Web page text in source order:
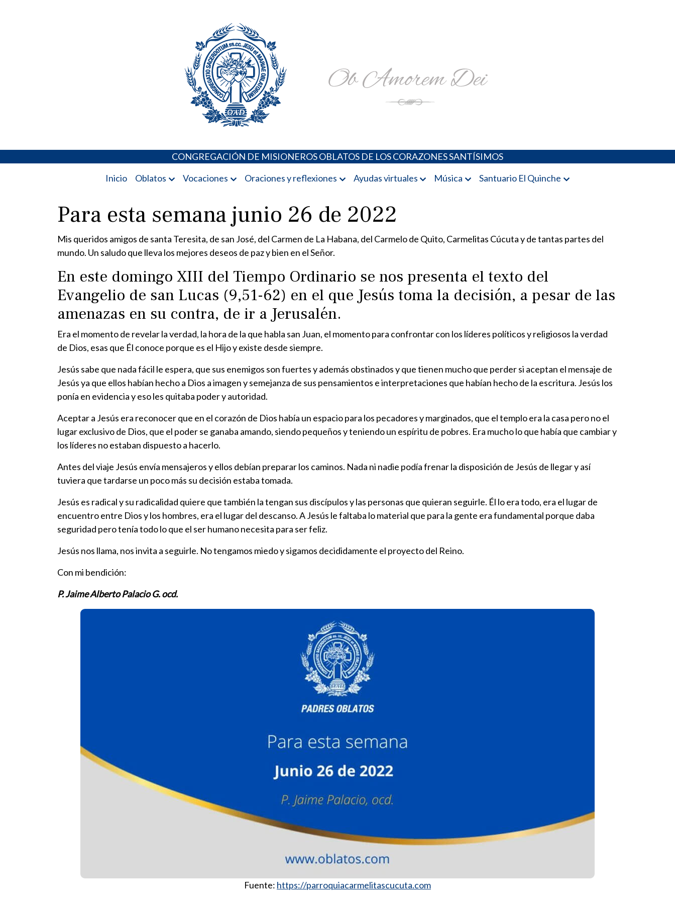
CONGREGACIÓN DE MISIONEROS OBLATOS DE LOS CORAZONES SANTÍSIMOS
Inicio
Oblatos Vocaciones Oraciones y reflexiones Ayudas virtuales Música Santuario El Quinche
Para esta semana junio 26 de 2022
Mis queridos amigos de santa Teresita, de san José, del Carmen de La Habana, del Carmelo de Quito, Carmelitas Cúcuta y de tantas partes del
mundo. Un saludo que lleva los mejores deseos de paz y bien en el Señor.
En este domingo XIII del Tiempo Ordinario se nos presenta el texto del
Evangelio de san Lucas (9,51-62) en el que Jesús toma la decisión, a pesar de las
amenazas en su contra, de ir a Jerusalén.
Era el momento de revelar la verdad, la hora de la que habla san Juan, el momento para confrontar con los líderes políticos y religiosos la verdad
de Dios, esas que Él conoce porque es el Hijo y existe desde siempre.
Jesús sabe que nada fácil le espera, que sus enemigos son fuertes y además obstinados y que tienen mucho que perder si aceptan el mensaje de
Jesús ya que ellos habían hecho a Dios a imagen y semejanza de sus pensamientos e interpretaciones que habían hecho de la escritura. Jesús los
ponía en evidencia y eso les quitaba poder y autoridad.
Aceptar a Jesús era reconocer que en el corazón de Dios había un espacio para los pecadores y marginados, que el templo era la casa pero no el
lugar exclusivo de Dios, que el poder se ganaba amando, siendo pequeños y teniendo un espíritu de pobres. Era mucho lo que había que cambiar y
los líderes no estaban dispuesto a hacerlo.
Antes del viaje Jesús envía mensajeros y ellos debían preparar los caminos. Nada ni nadie podía frenar la disposición de Jesús de llegar y así
tuviera que tardarse un poco más su decisión estaba tomada.
Jesús es radical y su radicalidad quiere que también la tengan sus discípulos y las personas que quieran seguirle. Él lo era todo, era el lugar de
encuentro entre Dios y los hombres, era el lugar del descanso. A Jesús le faltaba lo material que para la gente era fundamental porque daba
seguridad pero tenía todo lo que el ser humano necesita para ser feliz.
Jesús nos llama, nos invita a seguirle. No tengamos miedo y sigamos decididamente el proyecto del Reino.
Con mi bendición:
P. Jaime Alberto Palacio G. ocd.
Fuente: https://parroquiacarmelitascucuta.com